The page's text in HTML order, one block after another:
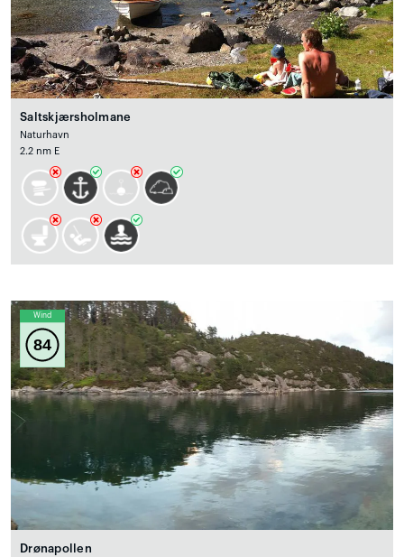
Saltskjærsholmane
Naturhavn
2.2 nm E
Wind
84
Drønapollen